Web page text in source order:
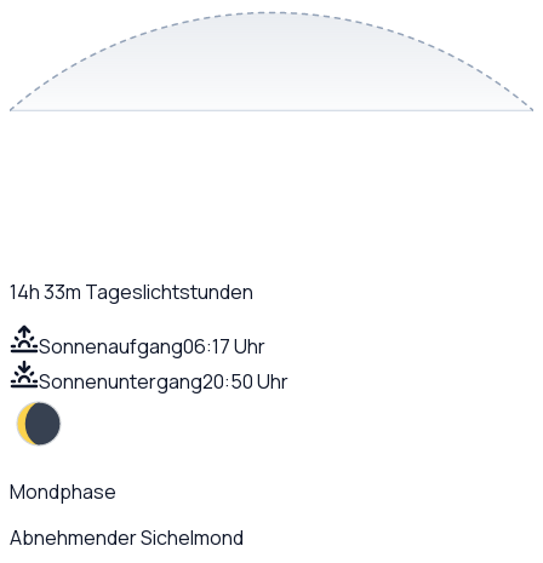
14h 33m Tageslichtstunden
Sonnenaufgang06:17 Uhr
Sonnenuntergang20:50 Uhr
Mondphase
Abnehmender Sichelmond